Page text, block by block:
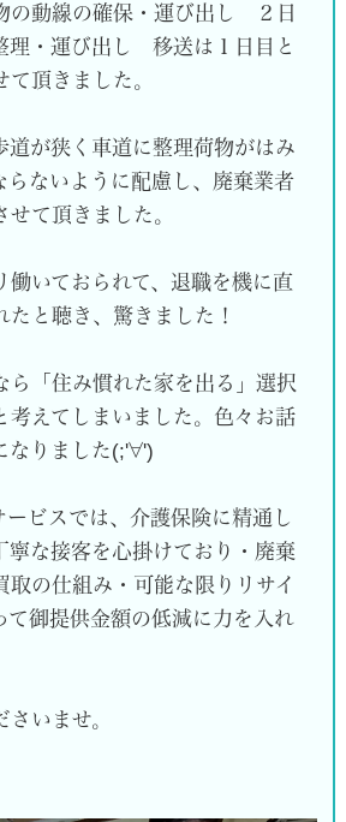
の動線の確保・運び出し ２日
理・運び出し 移送は１日目と
て頂きました。
道が狭く車道に整理荷物がはみ
らないように配慮し、廃棄業者
て頂きました。
働いておられて、退職を機に直
たと聴き、驚きました！
ら「住み慣れた家を出る」選択
考えてしまいました。色々お話
なりました(;'∀')
ービスでは、介護保険に精通し
寧な接客を心掛けており・廃棄
取の仕組み・可能な限りリサイ
て御提供金額の低減に力を入れ
いませ。